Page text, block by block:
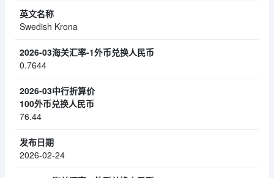
Swedish Krona
0.7644
76.44
2026-02-24